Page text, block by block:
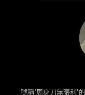
號稱"周身刀無張利"